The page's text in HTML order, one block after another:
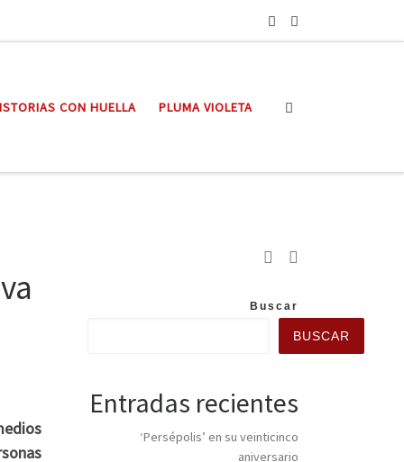
CON HUELLA PLUMA VIOLETA
Buscar
BUSCAR
Entradas recientes
‘Persépolis’ en su veinticinco
aniversario